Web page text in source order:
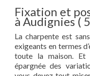
Fixation et
à Audignies (
La charpente est
exigeants en termes
toute la maison.
épargnée des